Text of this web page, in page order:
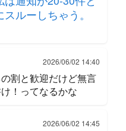
ルーしちゃう。
2026/06/02 14:40
割と歓迎だけど無言
！ってなるかな
2026/06/02 14:45